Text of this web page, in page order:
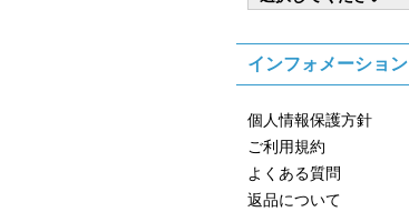
インフォメーション
個人情報保護方針
ご利用規約
よくある質問
返品について